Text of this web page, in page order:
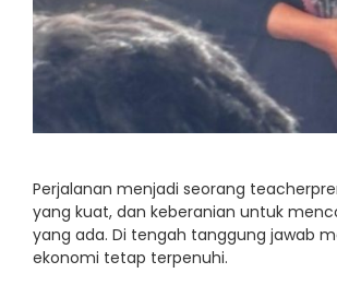
Perjalanan menjadi seorang
yang kuat, dan keberanian untuk
yang ada. Di tengah tanggung jawab
ekonomi tetap terpenuhi.